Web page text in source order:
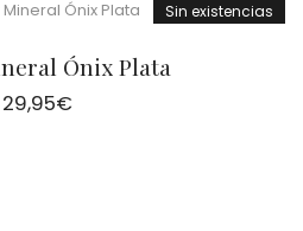
Sin existencias
Ónix Plata
29,95€